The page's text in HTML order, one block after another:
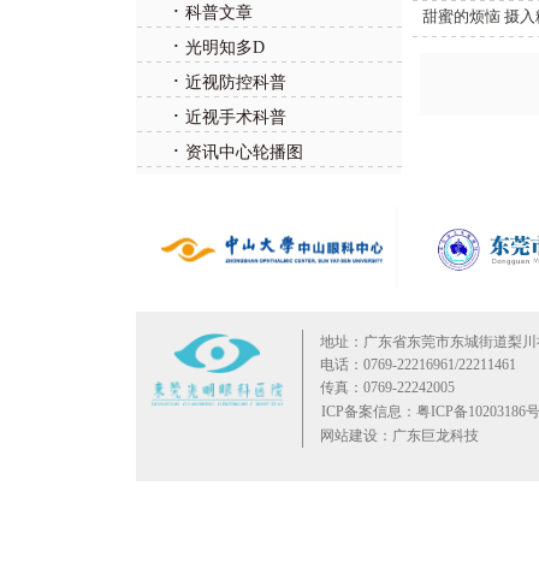
· 科普文章
· 光明知多D
· 近视防控科普
· 近视手术科普
· 资讯中心轮播图
甜蜜的烦恼 摄
地址：广东省东莞市东城街道梨
电话：0769-22216961/22211461
传真：0769-22242005
ICP备案信息：粤ICP备10203186
网站建设：广东巨龙科技